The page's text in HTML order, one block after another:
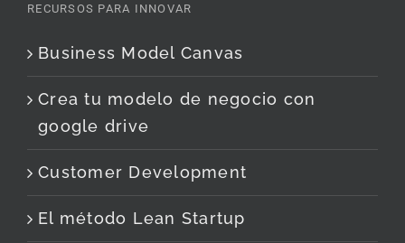
RECURSOS PARA INNOVAR
Business Model Canvas
Crea tu modelo de negocio con
google drive
Customer Development
El método Lean Startup